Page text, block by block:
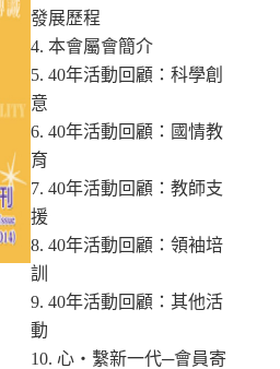
發展歷程
4. 本會屬會簡介
5. 40年活動回顧：科學創
意
6. 40年活動回顧：國情教
育
7. 40年活動回顧：教師支
援
8. 40年活動回顧：領袖培
訓
9. 40年活動回顧：其他活
動
10. 心‧繫新一代─會員寄